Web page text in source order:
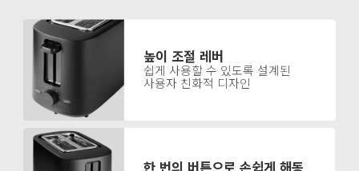
높이 조절 레버
쉽게 사용할 수 있도록 설계된
사용자 친화적 디자인